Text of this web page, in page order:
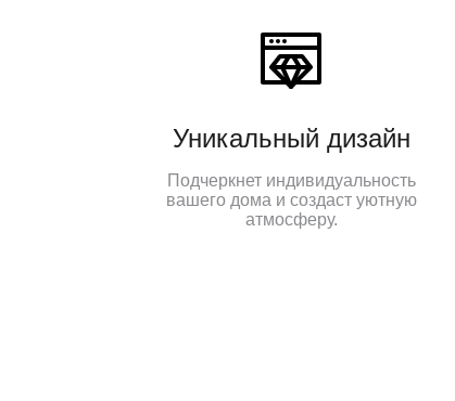
Уникальный дизайн
Подчеркнет индивидуальность
вашего дома и создаст уютную
атмосферу.